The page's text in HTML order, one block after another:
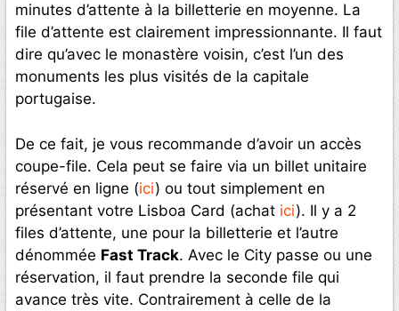
minutes d’attente à la billetterie en moyenne. La
file d’attente est clairement impressionnante. Il faut
dire qu’avec le monastère voisin, c’est l’un des
monuments les plus visités de la capitale
portugaise.
De ce fait, je vous recommande d’avoir un accès
coupe-file. Cela peut se faire via un billet unitaire
réservé en ligne (ici) ou tout simplement en
présentant votre Lisboa Card (achat ici). Il y a 2
files d’attente, une pour la billetterie et l’autre
dénommée Fast Track. Avec le City passe ou une
réservation, il faut prendre la seconde file qui
avance très vite. Contrairement à celle de la